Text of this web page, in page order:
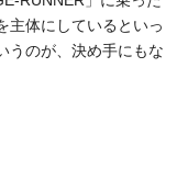
主体にしているといっ
うのが、決め手にもな